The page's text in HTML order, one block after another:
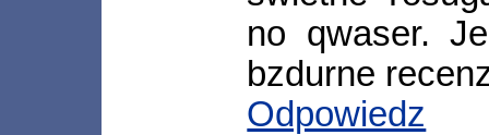
no qwaser.
bzdurne
Odpowiedz